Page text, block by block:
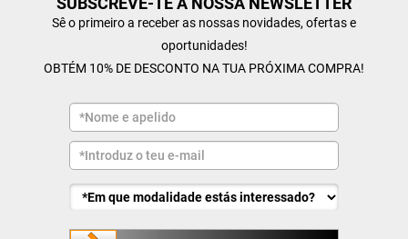
Sê o primeiro a receber as nossas novidades, ofertas e
oportunidades!
OBTÉM 10% DE DESCONTO NA TUA PRÓXIMA COMPRA!